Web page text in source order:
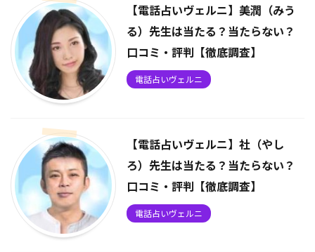
【電話占いヴェルニ】美潤（みう
る）先生は当たる？当たらない？
口コミ・評判【徹底調査】
電話占いヴェルニ
【電話占いヴェルニ】社（やし
ろ）先生は当たる？当たらない？
口コミ・評判【徹底調査】
電話占いヴェルニ